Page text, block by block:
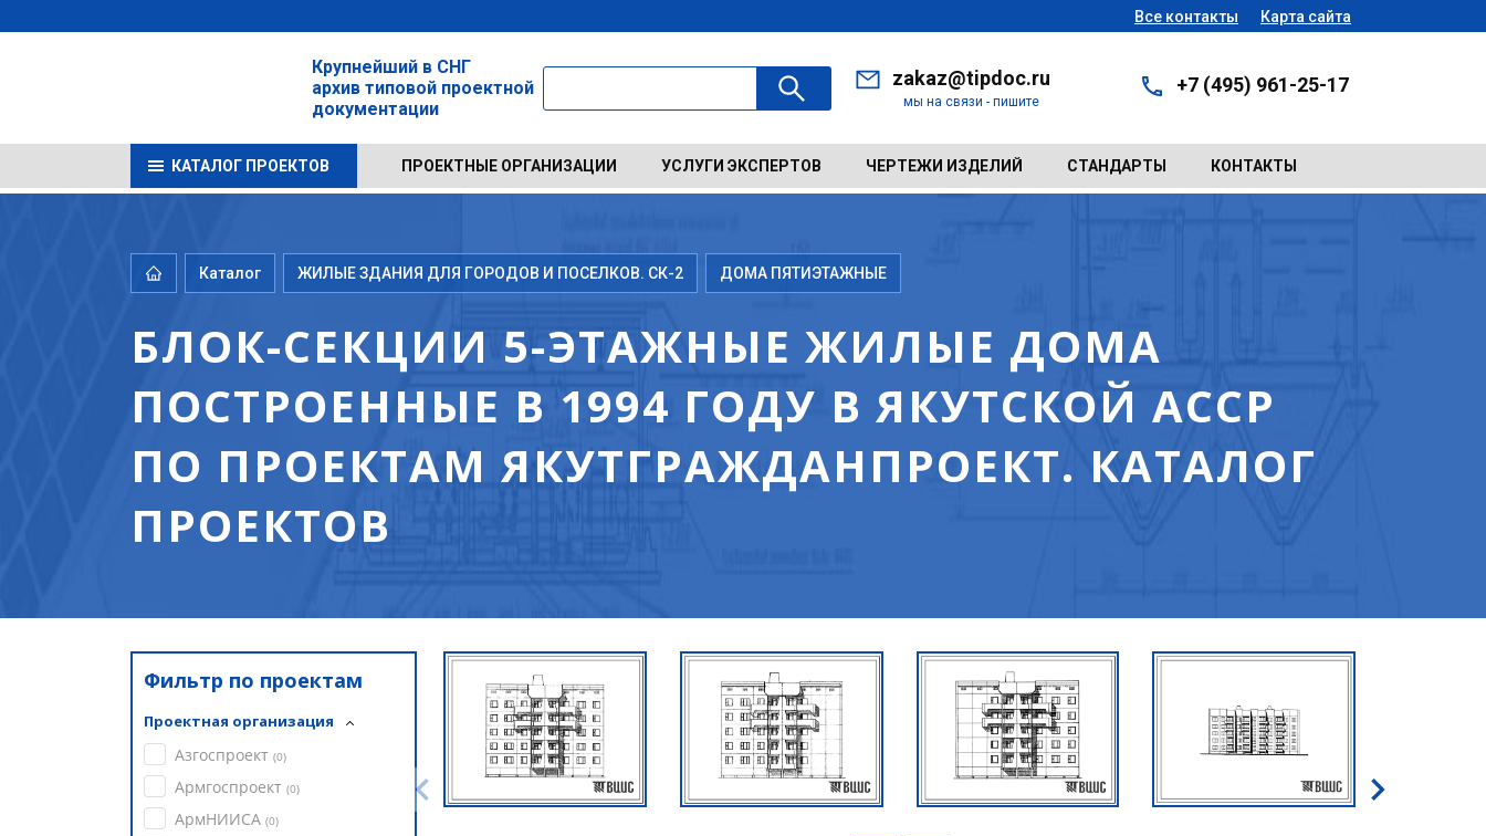
Все контакты Карта сайта
Крупнейший в СНГ
архив типовой проектной
документации
zakaz@tipdoc.ru
мы на связи - пишите
+7 (495) 961-25-17
КАТАЛОГ ПРОЕКТОВ ПРОЕКТНЫЕ ОРГАНИЗАЦИИ УСЛУГИ ЭКСПЕРТОВ ЧЕРТЕЖИ ИЗДЕЛИЙ СТАНДАРТЫ КОНТАКТЫ
Каталог ЖИЛЫЕ ЗДАНИЯ ДЛЯ ГОРОДОВ И ПОСЕЛКОВ. СК-2 ДОМА ПЯТИЭТАЖНЫЕ
БЛОК-СЕКЦИИ 5-ЭТАЖНЫЕ ЖИЛЫЕ ДОМА
ПОСТРОЕННЫЕ В 1994 ГОДУ В ЯКУТСКОЙ АССР
ПО ПРОЕКТАМ ЯКУТГРАЖДАНПРОЕКТ. КАТАЛОГ
ПРОЕКТОВ
Фильтр по проектам
Проектная организация
Азгоспроект (0)
Армгоспроект (0)
АрмНИИСА (0)